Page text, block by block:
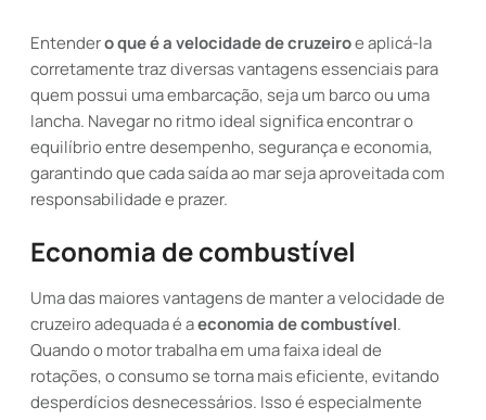
Entendero que é a velocidade de cruzeiroe aplicá-la
corretamente traz diversas vantagens essenciais para
quem possui uma embarcação, seja um barco ou uma
lancha. Navegar no ritmo ideal significa encontrar o
equilíbrio entre desempenho, segurança e economia,
garantindo que cada saída ao mar seja aproveitada com
responsabilidade e prazer.
Economia de combustível
Uma das maiores vantagens de manter a velocidade de
cruzeiro adequada é aeconomia de combustível.
Quando o motor trabalha em uma faixa ideal de
rotações, o consumo se torna mais eficiente, evitando
desperdícios desnecessários. Isso é especialmente